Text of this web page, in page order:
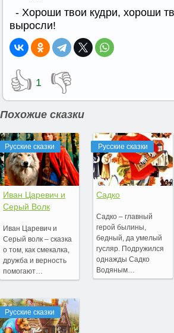
- Хороши твои кудри, хороши
выросли!
👍 1 👎
Похожие сказки
Русские сказки
Иван Царевич и
Серый Волк
Иван Царевич и
Серый волк – сказка
о том, как смекалка,
дружба и верность
помогают…
Русские сказки
Русские сказки
Садко
Садко – главный
герой былины,
бедный, да умелый
гусляр. Подружился
однажды Садко
Водяным…